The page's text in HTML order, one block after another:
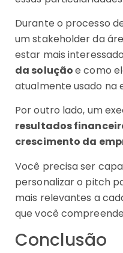
Durante o processo
um stakeholder da
estar mais
da soluçãoe como
atualmente usado na
Por outro lado, um
resultados
crescimento da
Você precisa ser
personalizar o pitch
mais relevantes a
que você
Conclusão